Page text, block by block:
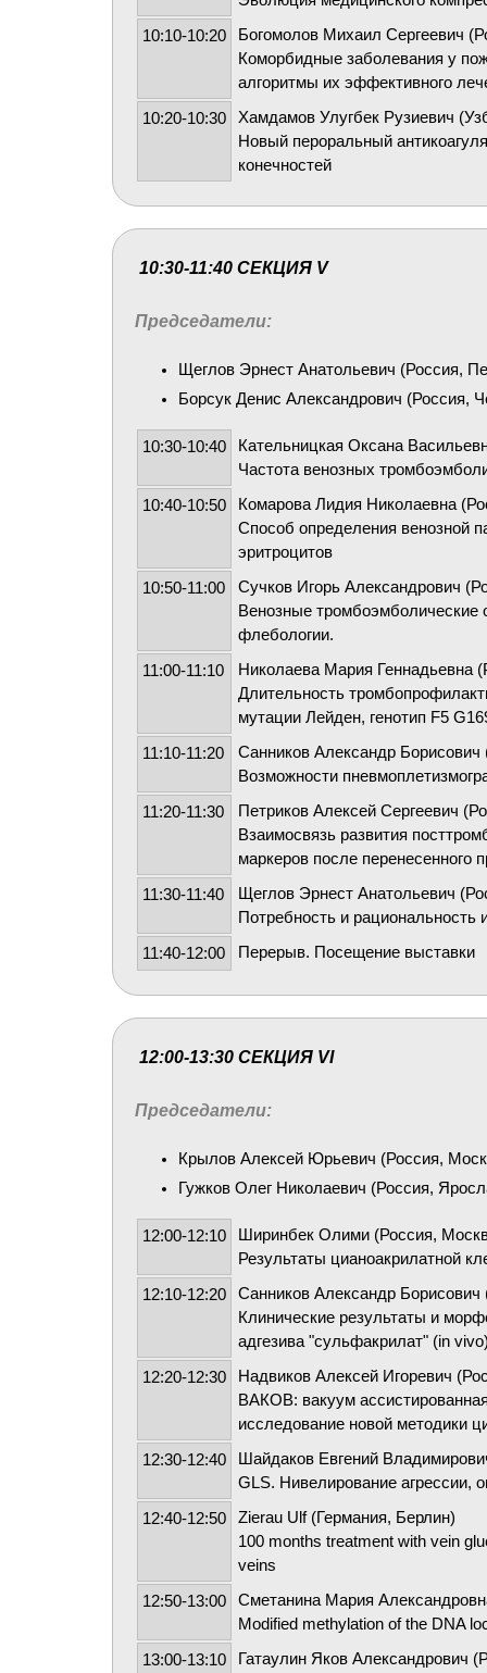
10:10-10:20
Богомолов Михаил Сергеевич
Коморбидные заболевания у
алгоритмы их эффективного
10:20-10:30
Хамдамов Улугбек Рузиевич
Новый пероральный
конечностей
10:30-11:40 СЕКЦИЯ V
Председатели:
Щеглов Эрнест Анатольевич (Россия,
Борсук Денис Александрович (Россия,
10:30-10:40
Кательницкая Оксана
Частота венозных
10:40-10:50
Комарова Лидия Николаевна
Способ определения венозной
эритроцитов
10:50-11:00
Сучков Игорь Александрович
Венозные
флебологии.
11:00-11:10
Николаева Мария Геннадьевна
Длительность
мутации Лейден, генотип F5
11:10-11:20
Санников Александр
Возможности
11:20-11:30
Петриков Алексей Сергеевич
Взаимосвязь развития
маркеров после перенесенного
11:30-11:40
Щеглов Эрнест Анатольевич
Потребность и
11:40-12:00 Перерыв. Посещение выставки
12:00-13:30 СЕКЦИЯ VI
Председатели:
Крылов Алексей Юрьевич (Россия,
Гужков Олег Николаевич (Россия,
12:00-12:10
Ширинбек Олими (Россия,
Результаты цианоакрилатной
12:10-12:20
Санников Александр
Клинические результаты и
адгезива "сульфакрилат" (in
12:20-12:30
Надвиков Алексей Игоревич
ВАКОВ: вакуум
исследование новой методики
12:30-12:40
Шайдаков Евгений
GLS. Нивелирование агрессии,
12:40-12:50
Zierau Ulf (Германия, Берлин)
100 months treatment with vein
veins
12:50-13:00
Сметанина Мария
Modified methylation of the DNA
13:00-13:10
Гатаулин Яков Александрович